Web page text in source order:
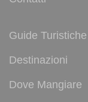
Guide Turistiche
Destinazioni
Dove Mangiare